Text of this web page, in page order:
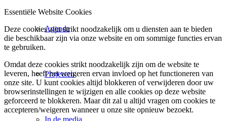
Agenda
Projecten
In de media
Essentiële Website Cookies
Deze cookies zijn strikt noodzakelijk om u diensten aan te bieden
die beschikbaar zijn via onze website en om sommige functies ervan
te gebruiken.
Omdat deze cookies strikt noodzakelijk zijn om de website te
leveren, heeft het weigeren ervan invloed op het functioneren van
onze site. U kunt cookies altijd blokkeren of verwijderen door uw
browserinstellingen te wijzigen en alle cookies op deze website
geforceerd te blokkeren. Maar dit zal u altijd vragen om cookies te
accepteren/weigeren wanneer u onze site opnieuw bezoekt.